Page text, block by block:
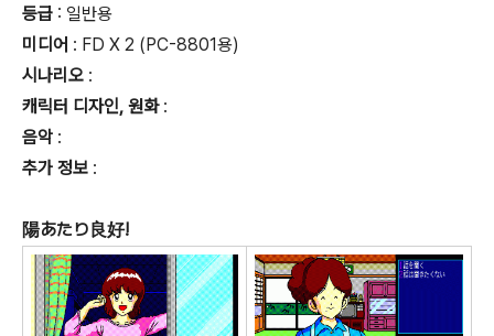
등급 : 일반용
미디어 : FD X 2 (PC-8801용)
시나리오 :
캐릭터 디자인, 원화:
음악 :
추가 정보 :
陽あたり良好!